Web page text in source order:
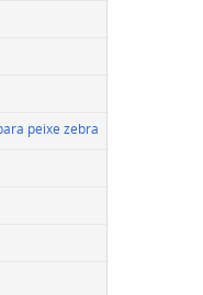
peixe zebra